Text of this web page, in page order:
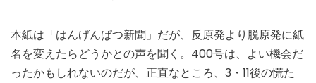
本紙は「はんげんぱつ新聞」だが、反原発より脱原発に紙
名を変えたらどうかとの声を聞く。400号は、よい機会だ
ったかもしれないのだが、正直なところ、3・11後の慌た